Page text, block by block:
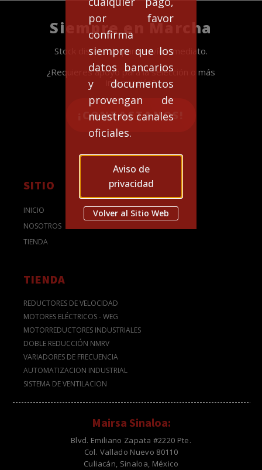
por favor
confirma
siempre que los
datos bancarios
y documentos
provengan de
nuestros canales
oficiales.
Aviso de
privacidad
Volver al Sitio Web
Siempre en Marcha
Stock disponible para envío inmediato.
¿Requieres apoyo para la selección o más
información?
¡CONTACTANOS!
SITIO
INICIO
NOSOTROS
TIENDA
TIENDA
REDUCTORES DE VELOCIDAD
MOTORES ELÉCTRICOS - WEG
MOTORREDUCTORES INDUSTRIALES
DOBLE REDUCCIÓN NMRV
VARIADORES DE FRECUENCIA
AUTOMATIZACION INDUSTRIAL
SISTEMA DE VENTILACION
Mairsa Sinaloa:
Blvd. Emiliano Zapata #2220 Pte.
Col. Vallado Nuevo 80110
Culiacán, Sinaloa, México